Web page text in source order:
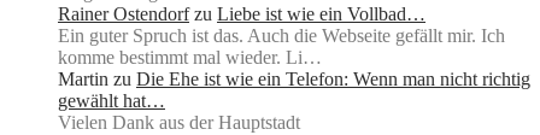
Rainer Ostendorf zu Liebe ist wie ein Vollbad…
Ein guter Spruch ist das. Auch die Webseite gefällt mir. Ich
komme bestimmt mal wieder. Li…
Martin zu Die Ehe ist wie ein Telefon: Wenn man nicht richtig
gewählt hat…
Vielen Dank aus der Hauptstadt